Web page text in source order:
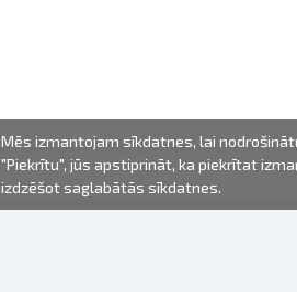
Mēs izmantojam sīkdatnes, lai
"Piekrītu", jūs apstiprināt, ka piekrītat
izdzēšot saglabātās sīkdatnes.